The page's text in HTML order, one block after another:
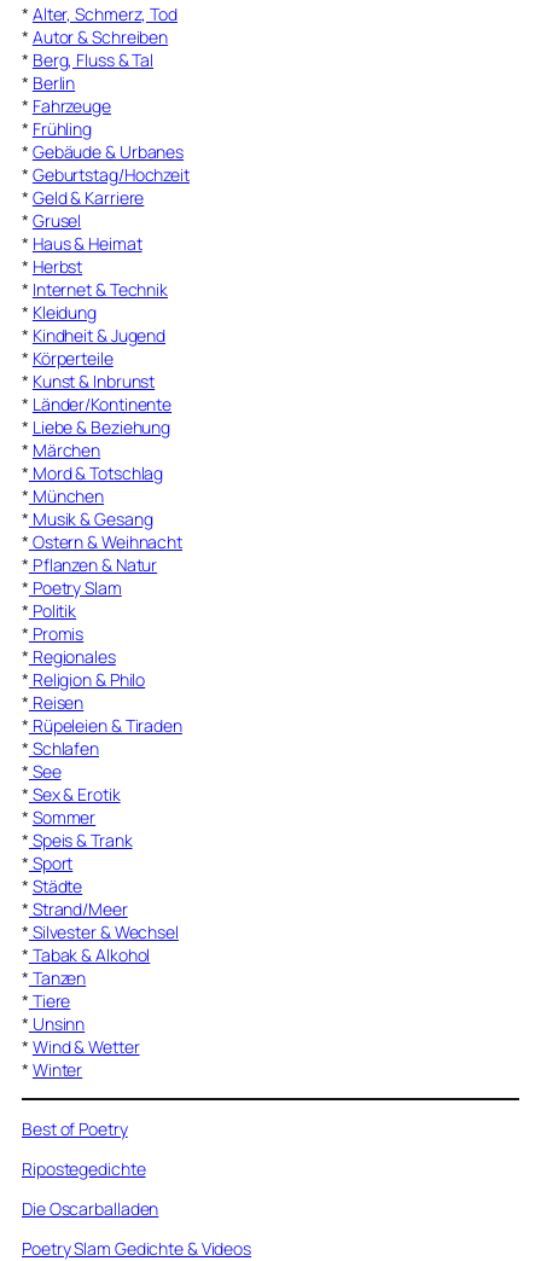
* Alter, Schmerz, Tod
* Autor & Schreiben
* Berg, Fluss & Tal
* Berlin
* Fahrzeuge
* Frühling
* Gebäude & Urbanes
* Geburtstag/Hochzeit
* Geld & Karriere
* Grusel
* Haus & Heimat
* Herbst
* Internet & Technik
* Kleidung
* Kindheit & Jugend
* Körperteile
* Kunst & Inbrunst
* Länder/Kontinente
* Liebe & Beziehung
* Märchen
* Mord & Totschlag
* München
* Musik & Gesang
* Ostern & Weihnacht
* Pflanzen & Natur
* Poetry Slam
* Politik
* Promis
* Regionales
* Religion & Philo
* Reisen
* Rüpeleien & Tiraden
* Schlafen
* See
* Sex & Erotik
* Sommer
* Speis & Trank
* Sport
* Städte
* Strand/Meer
* Silvester & Wechsel
* Tabak & Alkohol
* Tanzen
* Tiere
* Unsinn
* Wind & Wetter
* Winter
Best of Poetry
Ripostegedichte
Die Oscarballaden
Poetry Slam Gedichte & Videos